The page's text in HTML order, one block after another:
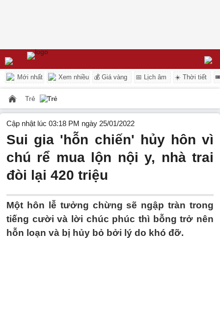
Mới nhất Xem nhiều 💰 Giá vàng 📅 Lịch âm ☀️ Thời tiết
Trẻ Trẻ
Cập nhật lúc 03:18 PM ngày 25/01/2022
Sui gia 'hỗn chiến' hủy hôn vì
chú rể mua lộn nội y, nhà trai
đòi lại 420 triệu
Một hôn lễ tưởng chừng sẽ ngập tràn trong
tiếng cười và lời chúc phúc thì bỗng trở nên
hỗn loạn và bị hủy bỏ bởi lý do khó đỡ.